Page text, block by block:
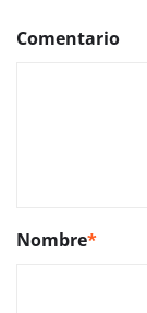
Comentario
Nombre*